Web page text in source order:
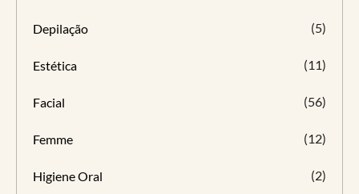
Depilação (5)
Estética (11)
Facial (56)
Femme (12)
Higiene Oral (2)